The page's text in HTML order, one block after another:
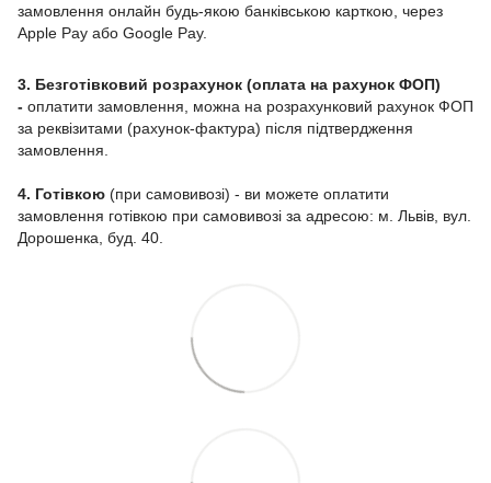
замовлення онлайн будь-якою банківською карткою, через
Apple Pay або Google Pay.
3. Безготівковий розрахунок (оплата на рахунок ФОП)
- оплатити замовлення, можна на розрахунковий рахунок ФОП
за реквізитами (рахунок-фактура) після підтвердження
замовлення.
4. Готівкою (при самовивозі) - ви можете оплатити
замовлення готівкою при самовивозі за адресою: м. Львів, вул.
Дорошенка, буд. 40.